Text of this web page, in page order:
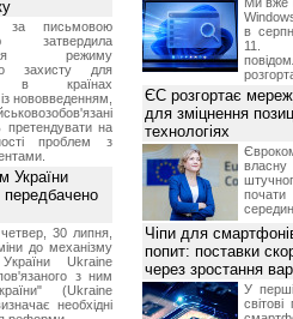
письмовою
затвердила
режиму
захисту для
в країнах
нововведенням,
претендувати на
проблем з
України
30 липня,
до механізму
Ukraine
з ним
(Ukraine
необхідні
в
11.
ЄС розгортає
для зміцнення
технологіях
Чіпи для
попит: поставки
через зростання
У